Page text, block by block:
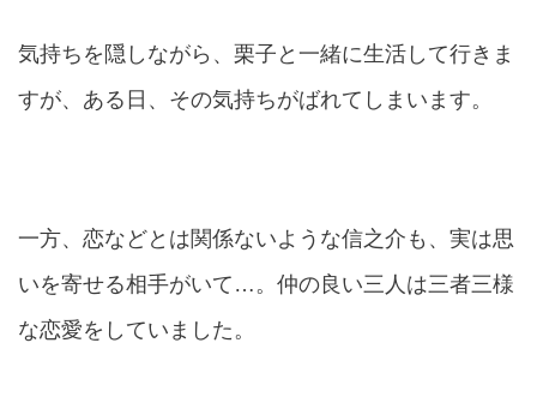
気持ちを隠しながら、栗子と一緒に生活して行きま
すが、ある日、その気持ちがばれてしまいます。
一方、恋などとは関係ないような信之介も、実は思
いを寄せる相手がいて…。仲の良い三人は三者三様
な恋愛をしていました。